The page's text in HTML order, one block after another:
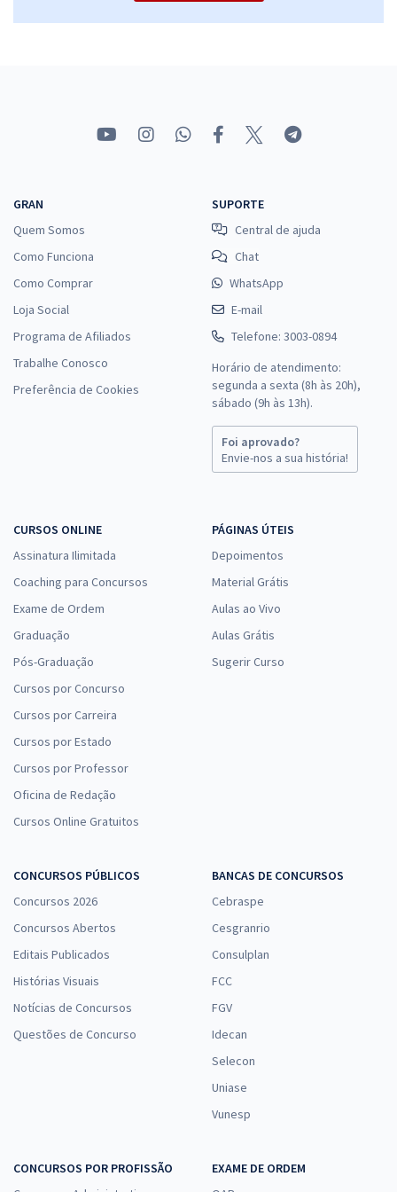
à vista
28,65
Economize R$ 85,96 (-20%)
Comprar
SEE PB - Secretaria de Estado da Educação da Paraíba - Professor
de Educação Básica - Artes
28,65
Economize R$ 85,96 (-20%)
SEE PB - Secretaria de Estado da Educação da Paraíba - Professor
R$21,99
Economize R$ 65,96 (-20%)
SEE PB - Secretaria de Estado da Educação da Paraíba - Professor
de Educação Básica - Sociologia
Comprar
SEE PB - Secretaria de Estado da Educação da Paraíba -
Artes
à vista
R$26,65
Economize R$ 79,96 (-20%)
Comprar
GRAN
Quem Somos
Como Funciona
Como Comprar
Loja Social
Programa de Afiliados
Trabalhe Conosco
Preferência de Cookies
SUPORTE
Central de ajuda
Chat
WhatsApp
E-mail
Telefone: 3003-0894
Horário de atendimento:
segunda a sexta (8h às 20h),
sábado (9h às 13h).
Foi aprovado?
Envie-nos a sua história!
CURSOS ONLINE
Assinatura Ilimitada
Coaching para Concursos
Exame de Ordem
Graduação
Pós-Graduação
Cursos por Concurso
Cursos por Carreira
Cursos por Estado
Cursos por Professor
Oficina de Redação
Cursos Online Gratuitos
PÁGINAS ÚTEIS
Depoimentos
Material Grátis
Aulas ao Vivo
Aulas Grátis
Sugerir Curso
CONCURSOS PÚBLICOS
Concursos 2026
Concursos Abertos
Editais Publicados
Histórias Visuais
Notícias de Concursos
Questões de Concurso
BANCAS DE CONCURSOS
Cebraspe
Cesgranrio
Consulplan
FCC
FGV
Idecan
Selecon
Uniase
Vunesp
CONCURSOS POR PROFISSÃO
EXAME DE ORDEM